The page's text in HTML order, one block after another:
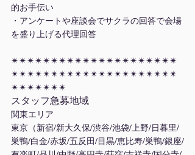
的お手伝い
・アンケートや座談会でサクラの回答で会場
を盛り上げる代理回答
✴︎✴︎✴︎✴︎✴︎✴︎✴︎✴︎✴︎✴︎✴︎✴︎✴︎✴︎✴︎✴︎✴︎✴︎✴︎✴︎✴︎
✴︎✴︎✴︎✴︎✴︎✴︎✴︎✴︎✴︎✴︎✴︎✴︎✴︎✴︎✴︎✴︎✴︎✴︎✴︎✴︎✴︎
✴︎✴︎✴︎✴︎✴︎✴︎✴︎
スタッフ急募地域
関東エリア
東京（新宿/新大久保/渋谷/池袋/上野/日暮里/
巣鴨/白金/赤坂/五反田/目黒/恵比寿/巣鴨/銀座/